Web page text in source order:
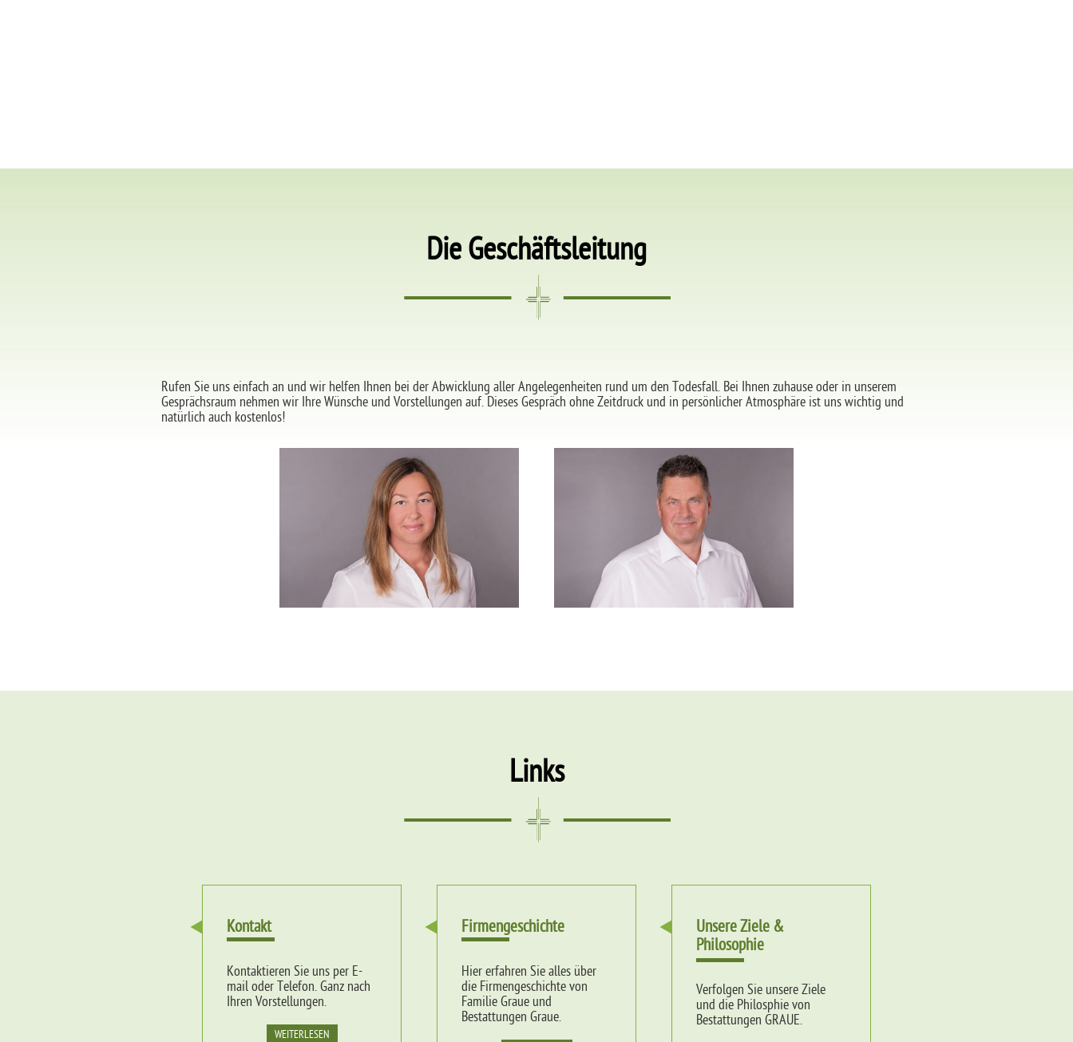
Die Geschäftsleitung
Rufen Sie uns einfach an und wir helfen Ihnen bei der Abwicklung aller Angelegenheiten rund um den Todesfall. Bei Ihnen zuhause oder in unserem
Gesprächsraum nehmen wir Ihre Wünsche und Vorstellungen auf. Dieses Gespräch ohne Zeitdruck und in persönlicher Atmosphäre ist uns wichtig und
natürlich auch kostenlos!
info@bestattungen-graue.de
Tel: 0203 728 2580
Milena GRAUE
info@bestattungen-graue.de
Tel: 0203 728 2580
Links
Kontakt
Kontaktieren Sie uns per E-
mail oder Telefon. Ganz nach
Ihren Vorstellungen.
WEITERLESEN
Firmengeschichte
Hier erfahren Sie alles über
die Firmengeschichte von
Familie Graue und
Bestattungen Graue.
Unsere Ziele &
Philosophie
Verfolgen Sie unsere Ziele
und die Philosphie von
Bestattungen GRAUE.